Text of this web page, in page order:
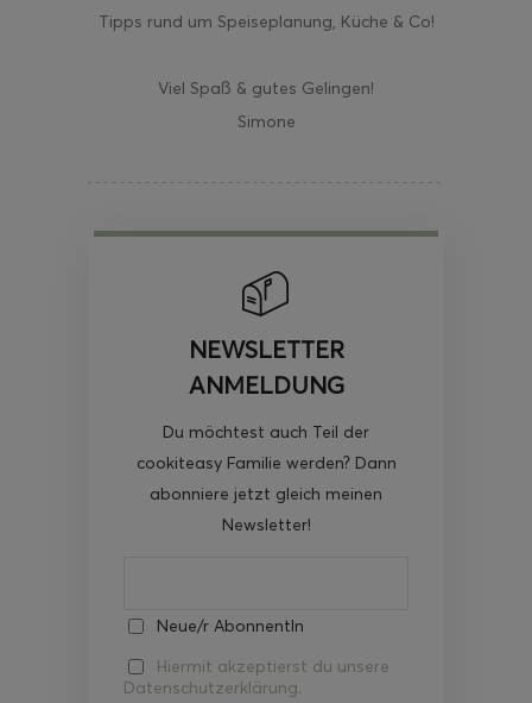
Tipps rund um Speiseplanung, Küche & Co!
Viel Spaß & gutes Gelingen!
Simone
NEWSLETTER
ANMELDUNG
Du möchtest auch Teil der
cookiteasy Familie werden? Dann
abonniere jetzt gleich meinen
Newsletter!
Neue/r AbonnentIn
Hiermit akzeptierst du unsere
Datenschutzerklärung.